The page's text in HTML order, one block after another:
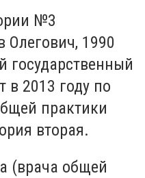
№3
Олегович, 1990
государственный
в 2013 году по
практики
вторая.
(врача общей